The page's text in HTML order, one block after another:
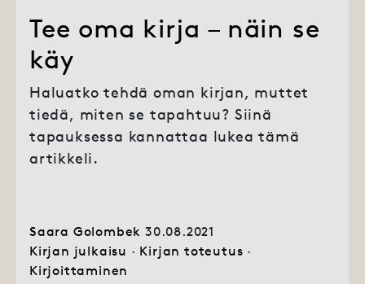
Tee oma kirja – näin se
käy
Haluatko tehdä oman kirjan, muttet
tiedä, miten se tapahtuu? Siinä
tapauksessa kannattaa lukea tämä
artikkeli.
Saara Golombek 30.08.2021
Kirjan julkaisu · Kirjan toteutus ·
Kirjoittaminen